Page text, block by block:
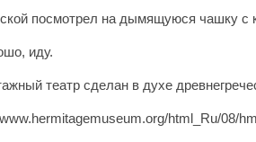
посмотрел на дымящуюся чашку с
иду.
театр сделан в духе
html_Ru/08/